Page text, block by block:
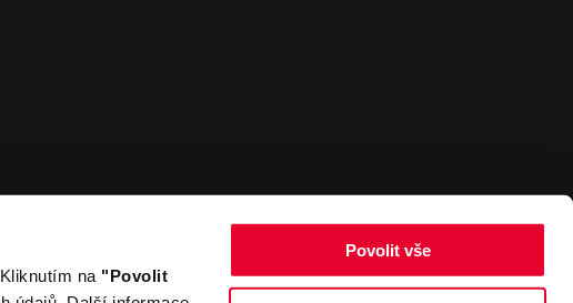
na "Povolit
Povolit vše
Zpět nahoru